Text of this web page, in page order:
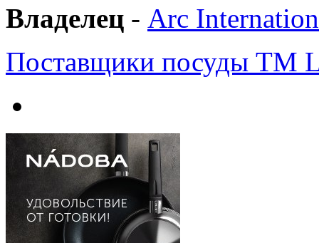
Владелец - Arc
Поставщики посуды TM